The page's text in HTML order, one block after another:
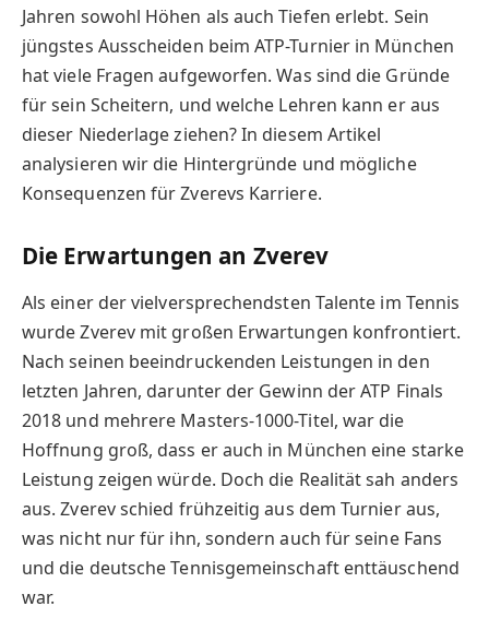
Jahren sowohl Höhen als auch Tiefen erlebt. Sein
jüngstes Ausscheiden beim ATP-Turnier in München
hat viele Fragen aufgeworfen. Was sind die Gründe
für sein Scheitern, und welche Lehren kann er aus
dieser Niederlage ziehen? In diesem Artikel
analysieren wir die Hintergründe und mögliche
Konsequenzen für Zverevs Karriere.
Die Erwartungen an Zverev
Als einer der vielversprechendsten Talente im Tennis
wurde Zverev mit großen Erwartungen konfrontiert.
Nach seinen beeindruckenden Leistungen in den
letzten Jahren, darunter der Gewinn der ATP Finals
2018 und mehrere Masters-1000-Titel, war die
Hoffnung groß, dass er auch in München eine starke
Leistung zeigen würde. Doch die Realität sah anders
aus. Zverev schied frühzeitig aus dem Turnier aus,
was nicht nur für ihn, sondern auch für seine Fans
und die deutsche Tennisgemeinschaft enttäuschend
war.